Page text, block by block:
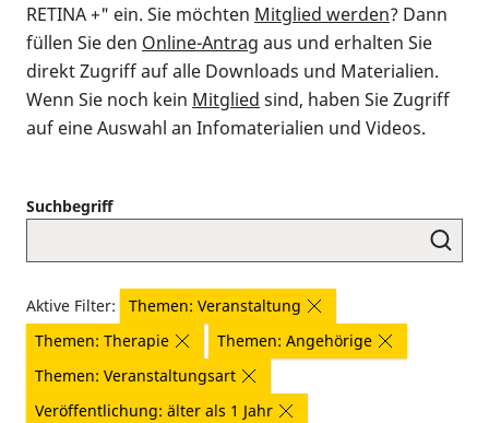
RETINA +" ein. Sie möchten Mitglied werden? Dann
füllen Sie den Online-Antrag aus und erhalten Sie
direkt Zugriff auf alle Downloads und Materialien.
Wenn Sie noch kein Mitglied sind, haben Sie Zugriff
auf eine Auswahl an Infomaterialien und Videos.
Suchbegriff
Aktive Filter:
Themen: Veranstaltung
Themen: Therapie
Themen: Angehörige
Themen: Veranstaltungsart
Veröffentlichung: älter als 1 Jahr